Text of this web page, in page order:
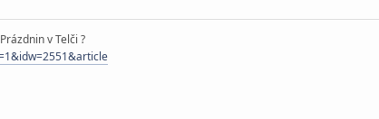
v Telči ?